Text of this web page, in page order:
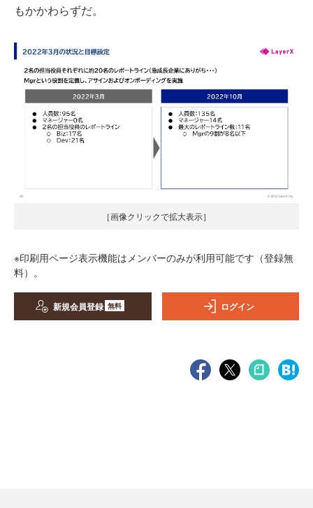
もかかわらずだ。
［画像クリックで拡大表示］
※印刷用ページ表示機能はメンバーのみが利用可能です（登録無
料）。
新規会員登録 無料 ログイン